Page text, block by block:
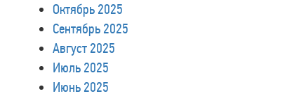
Октябрь 2025
Сентябрь 2025
Август 2025
Июль 2025
Июнь 2025